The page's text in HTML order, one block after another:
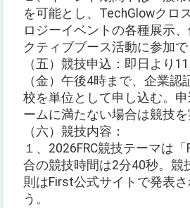
を可能とし、TechGlowクロ
ロジーイベントの各種展示
クティブブース活動に参加で
（五）競技申込：即日より
（金）午後4時まで、企業認
校を単位として申し込む。
ームに満たない場合は競技を
（六）競技内容：
１、2026FRC競技テーマは「
合の競技時間は2分40秒。競
則はFirst公式サイトで発表
う。